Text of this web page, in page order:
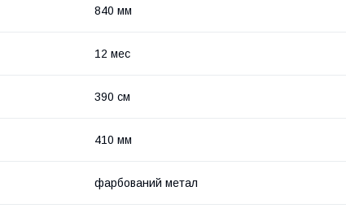
840 мм
12 мес
390 см
410 мм
фарбований метал